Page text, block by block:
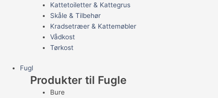
Kattetoiletter & Kattegrus
Skåle & Tilbehør
Kradsetræer & Kattemøbler
Vådkost
Tørkost
Fugl
Produkter til Fugle
Bure